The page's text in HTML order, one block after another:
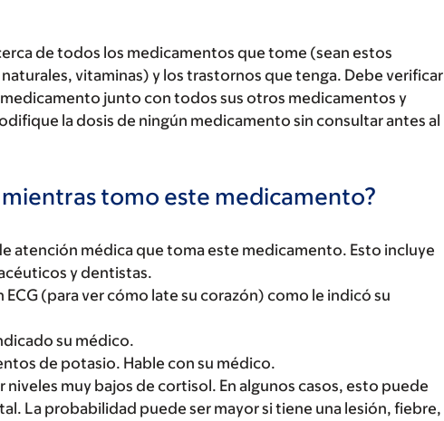
de todos los medicamentos que tome (sean estos
vitaminas) y los trastornos que tenga. Debe verificar
junto con todos sus otros medicamentos y
la dosis de ningún medicamento sin consultar antes al
tomo este medicamento?
atención médica que toma este medicamento. Esto incluye
y dentistas.
ECG (para ver cómo late su corazón) como le indicó su
su médico.
de potasio. Hable con su médico.
muy bajos de cortisol. En algunos casos, esto puede
La probabilidad puede ser mayor si tiene una lesión, fiebre,